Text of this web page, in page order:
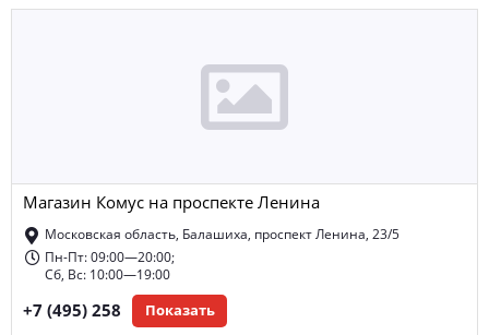
Магазин Комус на проспекте Ленина
Московская область, Балашиха, проспект Ленина, 23/5
Пн-Пт: 09:00—20:00;
Сб, Вс: 10:00—19:00
+7 (495) 258 Показать